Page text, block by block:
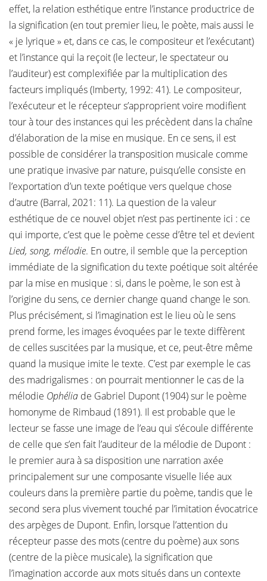
effet, la relation esthétique entre l’instance productrice de
la signification (en tout premier lieu, le poète, mais aussi le
« je lyrique » et, dans ce cas, le compositeur et l’exécutant)
et l’instance qui la reçoit (le lecteur, le spectateur ou
l’auditeur) est complexifiée par la multiplication des
facteurs impliqués (Imberty, 1992: 41). Le compositeur,
l’exécuteur et le récepteur s’approprient voire modifient
tour à tour des instances qui les précèdent dans la chaîne
d’élaboration de la mise en musique. En ce sens, il est
possible de considérer la transposition musicale comme
une pratique invasive par nature, puisqu’elle consiste en
l’exportation d’un texte poétique vers quelque chose
d’autre (Barral, 2021: 11). La question de la valeur
esthétique de ce nouvel objet n’est pas pertinente ici : ce
qui importe, c’est que le poème cesse d’être tel et devient
Lied, song, mélodie. En outre, il semble que la perception
immédiate de la signification du texte poétique soit altérée
par la mise en musique : si, dans le poème, le son est à
l’origine du sens, ce dernier change quand change le son.
Plus précisément, si l’imagination est le lieu où le sens
prend forme, les images évoquées par le texte diffèrent
de celles suscitées par la musique, et ce, peut-être même
quand la musique imite le texte. C’est par exemple le cas
des madrigalismes : on pourrait mentionner le cas de la
mélodie Ophélia de Gabriel Dupont (1904) sur le poème
homonyme de Rimbaud (1891). Il est probable que le
lecteur se fasse une image de l’eau qui s’écoule différente
de celle que s’en fait l’auditeur de la mélodie de Dupont :
le premier aura à sa disposition une narration axée
principalement sur une composante visuelle liée aux
couleurs dans la première partie du poème, tandis que le
second sera plus vivement touché par l’imitation évocatrice
des arpèges de Dupont. Enfin, lorsque l’attention du
récepteur passe des mots (centre du poème) aux sons
(centre de la pièce musicale), la signification que
l’imagination accorde aux mots situés dans un contexte